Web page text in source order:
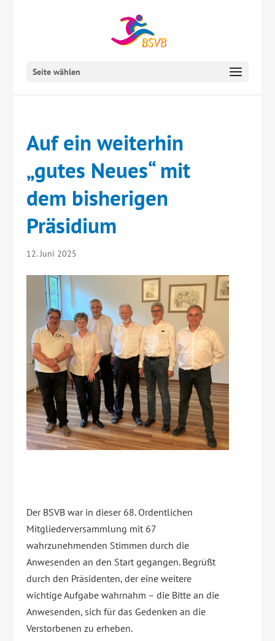
Seite wählen
Auf ein weiterhin
„gutes Neues“ mit
dem bisherigen
Präsidium
12. Juni 2025
Der BSVB war in dieser 68. Ordentlichen
Mitgliederversammlung mit 67
wahrzunehmenden Stimmen durch die
Anwesenden an den Start gegangen. Begrüßt
durch den Präsidenten, der eine weitere
wichtige Aufgabe wahrnahm – die Bitte an die
Anwesenden, sich für das Gedenken an die
Verstorbenen zu erheben.